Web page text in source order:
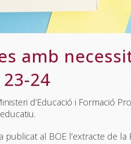
amb
24
d’Educació i Formació
al BOE l’extracte de la